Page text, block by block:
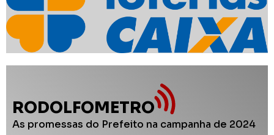
RODOLFOMETRO
As promessas do Prefeito na campanha de 2024